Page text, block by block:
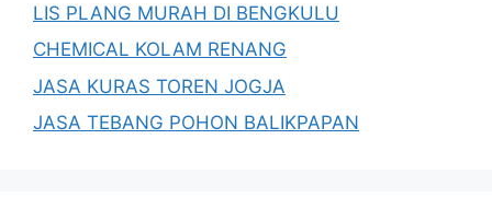
LIS PLANG MURAH DI BENGKULU
CHEMICAL KOLAM RENANG
JASA KURAS TOREN JOGJA
JASA TEBANG POHON BALIKPAPAN